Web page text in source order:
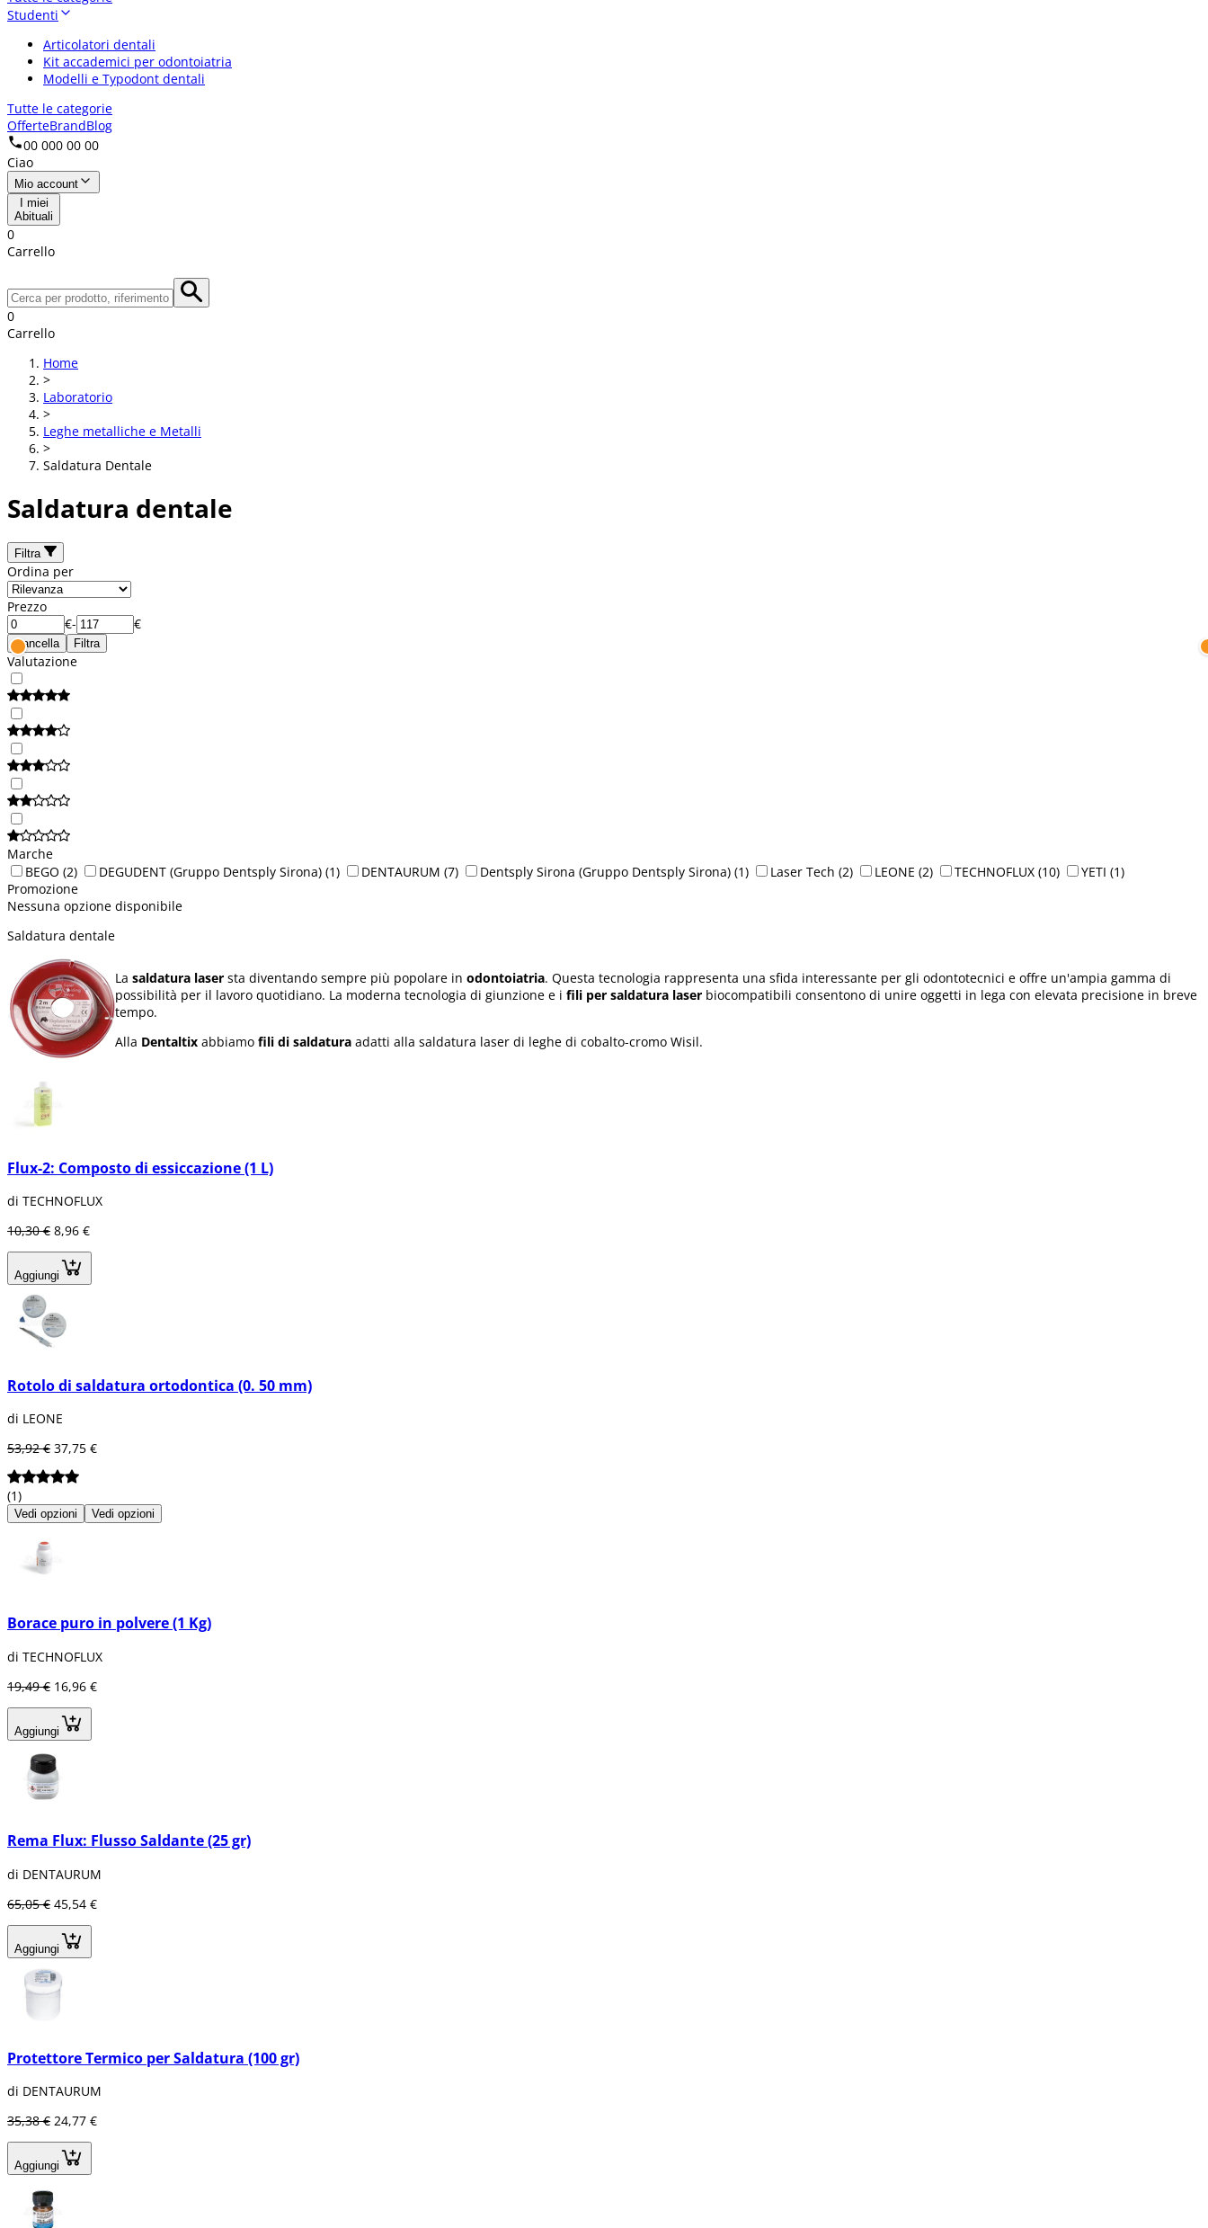
Studenti
Articolatori dentali
Kit accademici per odontoiatria
Modelli e Typodont dentali
Tutte le categorie
OfferteBrandBlog
00 000 00 00
Ciao
Mio account
I miei
Abituali
0
Carrello
0
Carrello
Home
>
Laboratorio
>
Leghe metalliche e Metalli
>
Saldatura Dentale
Saldatura dentale
Filtra
Ordina per
Prezzo
€- €
Cancella Filtra
Valutazione
Marche
BEGO (2) DEGUDENT (Gruppo Dentsply Sirona) (1) DENTAURUM (7) Dentsply Sirona (Gruppo Dentsply Sirona) (1) Laser Tech (2) LEONE (2) TECHNOFLUX (10) YETI (1)
Promozione
Nessuna opzione disponibile
Saldatura dentale
La saldatura laser sta diventando sempre più popolare in odontoiatria. Questa tecnologia rappresenta una sfida interessante per gli odontotecnici e offre un'ampia gamma di
possibilità per il lavoro quotidiano. La moderna tecnologia di giunzione e i fili per saldatura laser biocompatibili consentono di unire oggetti in lega con elevata precisione in breve
tempo.
Alla Dentaltix abbiamo fili di saldatura adatti alla saldatura laser di leghe di cobalto-cromo Wisil.
Flux-2: Composto di essiccazione (1 L)
di TECHNOFLUX
10,30 € 8,96 €
Aggiungi
Rotolo di saldatura ortodontica (0. 50 mm)
di LEONE
53,92 € 37,75 €
(1)
Vedi opzioni Vedi opzioni
Borace puro in polvere (1 Kg)
di TECHNOFLUX
19,49 € 16,96 €
Aggiungi
Rema Flux: Flusso Saldante (25 gr)
di DENTAURUM
65,05 € 45,54 €
Aggiungi
Protettore Termico per Saldatura (100 gr)
di DENTAURUM
35,38 € 24,77 €
Aggiungi